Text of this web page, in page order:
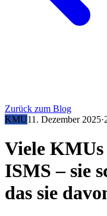
Zurück zum Blog
KMU11. Dezember 2025·
Viele
ISMS – sie
das sie